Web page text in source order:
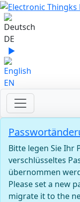
Sprache auswählen
DE
▶
EN
Bitte legen Sie Ihr
verschlüsseltes
übernommen
Please set a new
migrate it to the